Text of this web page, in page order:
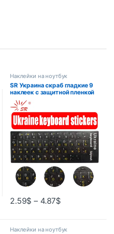
Наклейки на ноутбук
SR Украина скраб гладкие 9
наклеек с защитной пленкой
кнопка макета буквы для
Macbook PC аксессуары для
ноутбука компьютерная
клавиатура
2.59$ – 4.87$
Наклейки на ноутбук